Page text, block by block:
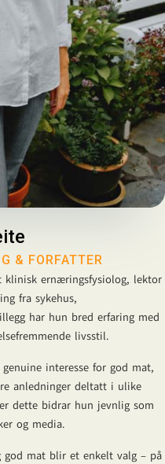
& FORFATTER
klinisk ernæringsfysiolog, lektor
fra sykehus,
har hun bred erfaring med
livsstil.
interesse for god mat,
anledninger deltatt i ulike
dette bidrar hun jevnlig som
og media.
mat blir et enkelt valg – på